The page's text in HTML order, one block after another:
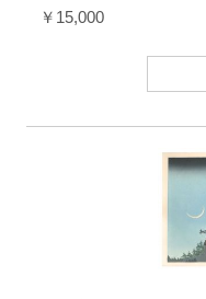
￥15,000